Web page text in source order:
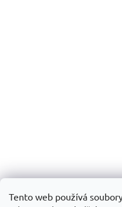
Tento web používá